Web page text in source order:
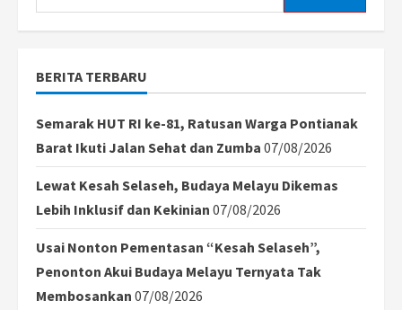
for:
BERITA TERBARU
Semarak HUT RI ke-81, Ratusan Warga Pontianak
Barat Ikuti Jalan Sehat dan Zumba 07/08/2026
Lewat Kesah Selaseh, Budaya Melayu Dikemas
Lebih Inklusif dan Kekinian 07/08/2026
Usai Nonton Pementasan “Kesah Selaseh”,
Penonton Akui Budaya Melayu Ternyata Tak
Membosankan 07/08/2026